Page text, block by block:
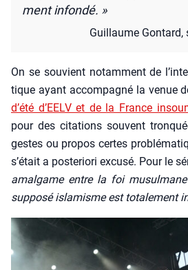
ment infon­dé. »
Guillaume Gon­tard,
On se sou­vient notam­ment de
tique ayant accom­pa­gné la venue
d’é­té d’EELV et de la France
pour des cita­tions sou­vent
gestes ou pro­pos certes
s’é­tait a pos­te­rio­ri excu­sé. Pour le
amal­game entre la foi
sup­po­sé isla­misme est tota­le­ment